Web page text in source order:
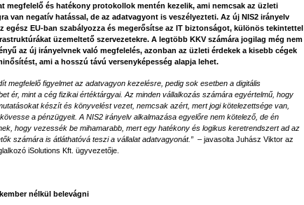
megfelelő és hatékony protokollok mentén kezelik, ami nemcsak az üzleti
van negatív hatással, de az adatvagyont is veszélyezteti. Az új NIS2 irányelv
egész EU-ban szabályozza és megerősítse az IT biztonságot, különös tekintettel
üzemeltető szervezetekre. A legtöbb KKV számára jogilag még nem
az új irányelvnek való megfelelés, azonban az üzleti érdekek a kisebb cégek
ami a hosszú távú versenyképesség alapja lehet.
megfelelő figyelmet az adatvagyon kezelésre, pedig sok esetben a digitális
ér, mint a cég fizikai értéktárgyai. Az minden vállalkozás számára egyértelmű, hogy
készít és könyvelést vezet, nemcsak azért, mert jogi kötelezettsége van,
a pénzügyeit. A NIS2 irányelv alkalmazása egyelőre nem kötelező, de én
hogy vezessék be mihamarabb, mert egy hatékony és logikus keretrendszert ad az
számára is átláthatóvá teszi a vállalat adatvagyonát.” – javasolta Juhász Viktor az
iSolutions Kft. ügyvezetője.
nélkül belevágni